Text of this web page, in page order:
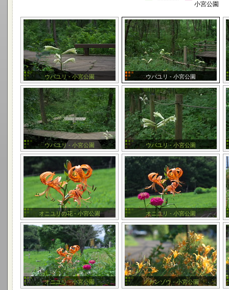
小宮公園
ウバユリ - 小宮公園 ウバユリ - 小宮公園
ウバユリ - 小宮公園 ウバユリ - 小宮公園
オニユリの花 - 小宮公園 オニユリ - 小宮公園
オニユリ - 小宮公園 ノカンゾウ - 小宮公園